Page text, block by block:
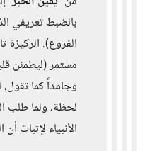
بالضبط تعريفي
الفروع). الركيزة
مستمر (ليطمئن
وجامداً كما
لحظة، ولما طلب
الأنبياء لإثبات